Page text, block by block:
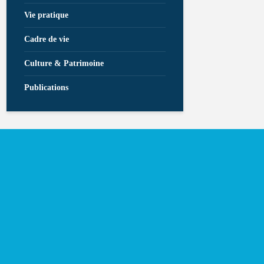
Vie pratique
Cadre de vie
Culture & Patrimoine
Publications